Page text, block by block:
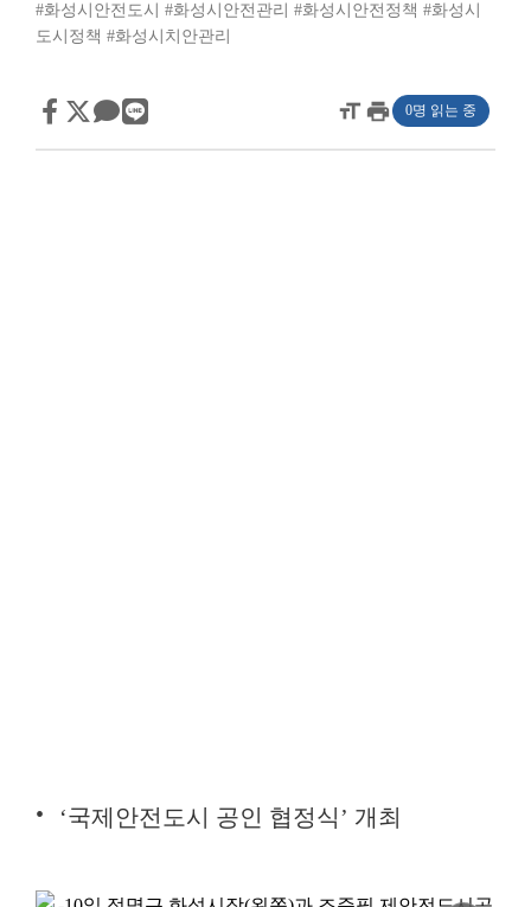
#화성시안전도시
#화성시안전관리 #화성시안전정책 #화성시
도시정책 #화성시치안관리
format_sizeprint 0명 읽는 중
‘국제안전도시 공인 협정식’ 개최